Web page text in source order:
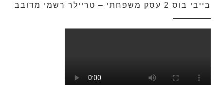
בייבי בוס 2 עסק משפחתי – טריילר רשמי מדובב